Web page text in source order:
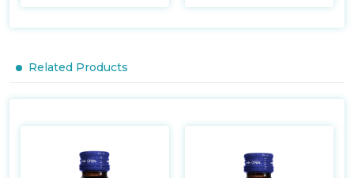
Related Products